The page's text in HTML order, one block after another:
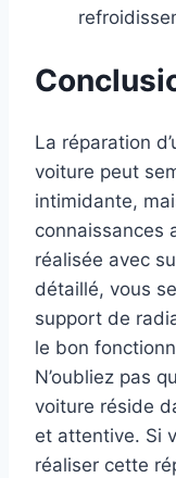
La réparation
voiture peut
intimidante,
connaissances
réalisée avec
détaillé, vous
support de
le bon
N’oubliez pas
voiture réside
et attentive. Si
réaliser cette